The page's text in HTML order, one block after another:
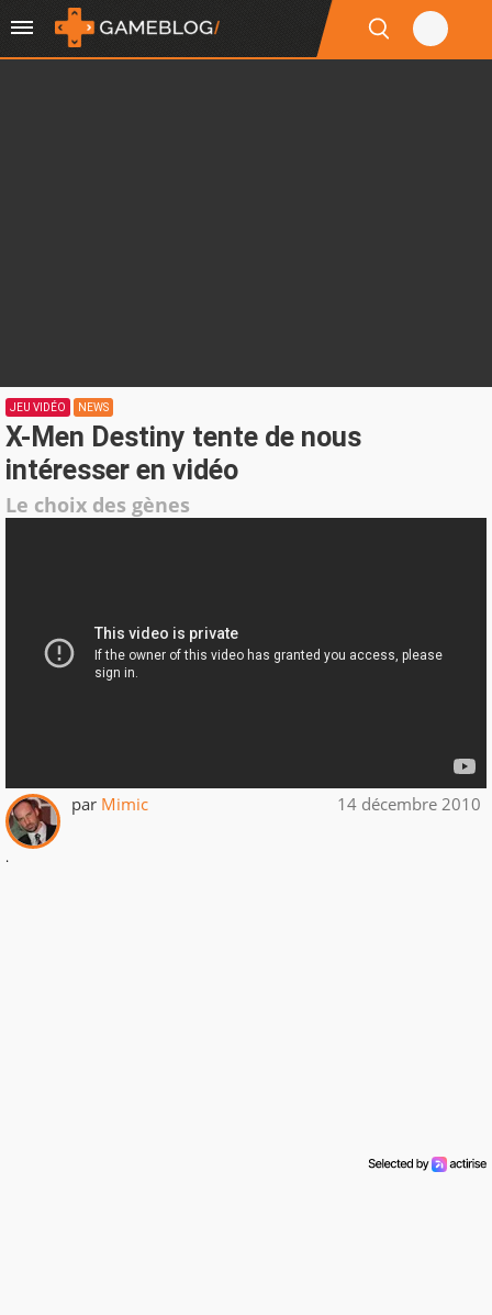
JEU VIDÉO NEWS
X-Men Destiny tente de nous
intéresser en vidéo
Le choix des gènes
par Mimic 14 décembre 2010
.